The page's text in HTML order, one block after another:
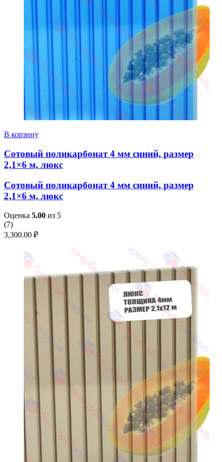
В корзину
Сотовый поликарбонат 4 мм синий, размер
2,1×6 м, люкс
Сотовый поликарбонат 4 мм синий, размер
2,1×6 м, люкс
Оценка 5.00 из 5
(7)
3,300.00 ₽